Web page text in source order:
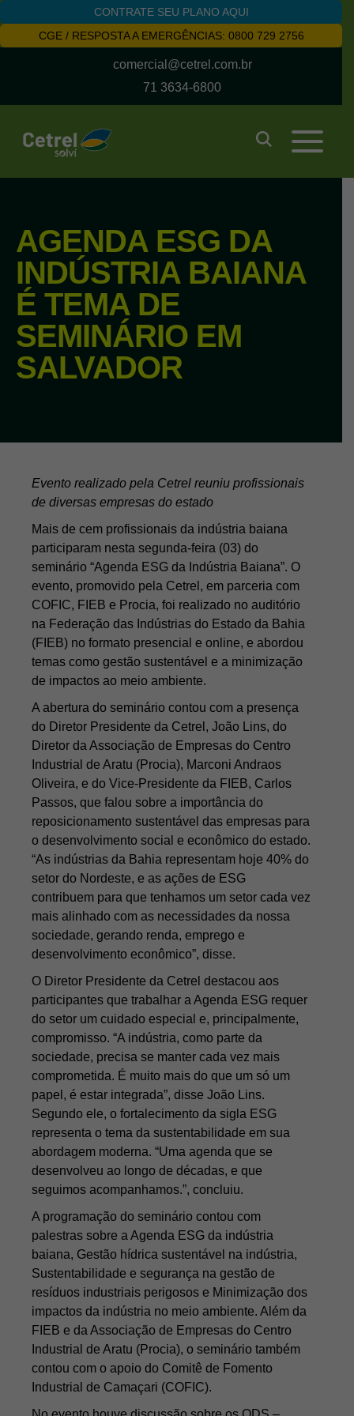
CONTRATE SEU PLANO AQUI
CGE / RESPOSTA A EMERGÊNCIAS: 0800 729 2756
comercial@cetrel.com.br
71 3634-6800
AGENDA ESG DA
INDÚSTRIA BAIANA
É TEMA DE
SEMINÁRIO EM
SALVADOR
Evento realizado pela Cetrel reuniu profissionais
de diversas empresas do estado
Mais de cem profissionais da indústria baiana
participaram nesta segunda-feira (03) do
seminário “Agenda ESG da Indústria Baiana”. O
evento, promovido pela Cetrel, em parceria com
COFIC, FIEB e Procia, foi realizado no auditório
na Federação das Indústrias do Estado da Bahia
(FIEB) no formato presencial e online, e abordou
temas como gestão sustentável e a minimização
de impactos ao meio ambiente.
A abertura do seminário contou com a presença
do Diretor Presidente da Cetrel, João Lins, do
Diretor da Associação de Empresas do Centro
Industrial de Aratu (Procia), Marconi Andraos
Oliveira, e do Vice-Presidente da FIEB, Carlos
Passos, que falou sobre a importância do
reposicionamento sustentável das empresas para
o desenvolvimento social e econômico do estado.
“As indústrias da Bahia representam hoje 40% do
setor do Nordeste, e as ações de ESG
contribuem para que tenhamos um setor cada vez
mais alinhado com as necessidades da nossa
sociedade, gerando renda, emprego e
desenvolvimento econômico”, disse.
O Diretor Presidente da Cetrel destacou aos
participantes que trabalhar a Agenda ESG requer
do setor um cuidado especial e, principalmente,
compromisso. “A indústria, como parte da
sociedade, precisa se manter cada vez mais
comprometida. É muito mais do que um só um
papel, é estar integrada”, disse João Lins.
Segundo ele, o fortalecimento da sigla ESG
representa o tema da sustentabilidade em sua
abordagem moderna. “Uma agenda que se
desenvolveu ao longo de décadas, e que
seguimos acompanhamos.”, concluiu.
A programação do seminário contou com
palestras sobre a Agenda ESG da indústria
baiana, Gestão hídrica sustentável na indústria,
Sustentabilidade e segurança na gestão de
resíduos industriais perigosos e Minimização dos
impactos da indústria no meio ambiente. Além da
FIEB e da Associação de Empresas do Centro
Industrial de Aratu (Procia), o seminário também
contou com o apoio do Comitê de Fomento
Industrial de Camaçari (COFIC).